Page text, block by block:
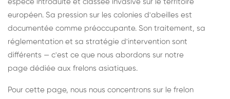
espèce introduite et classée invasive sur le territoire
européen. Sa pression sur les colonies d'abeilles est
documentée comme préoccupante. Son traitement, sa
réglementation et sa stratégie d'intervention sont
différents — c'est ce que nous abordons sur notre
page dédiée aux frelons asiatiques.
Pour cette page, nous nous concentrons sur le frelon